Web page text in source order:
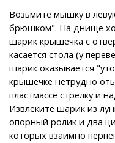
Возьмите мышку в
брюшком". На днище
шарик крышечка с
касается стола (у
шарик оказывается
крышечке нетрудно
пластмассе стрелку и
Извлеките шарик из
опорный ролик и два
которых взаимно